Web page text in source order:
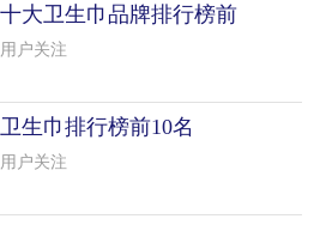
大卫生巾品牌排行榜前
户关注
生巾排行榜前10名
户关注